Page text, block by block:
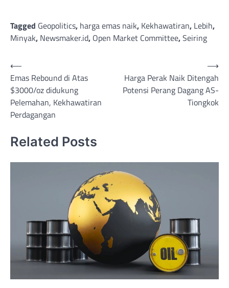
Tagged Geopolitics, harga emas naik, Kekhawatiran, Lebih,
Minyak, Newsmaker.id, Open Market Committee,Seiring
Post
navigation
⟵
Emas Rebound di Atas
$3000/oz didukung
Pelemahan, Kekhawatiran
Perdagangan
Harga Perak Naik Ditengah
Potensi Perang Dagang AS-
Tiongkok
⟶
Related Posts